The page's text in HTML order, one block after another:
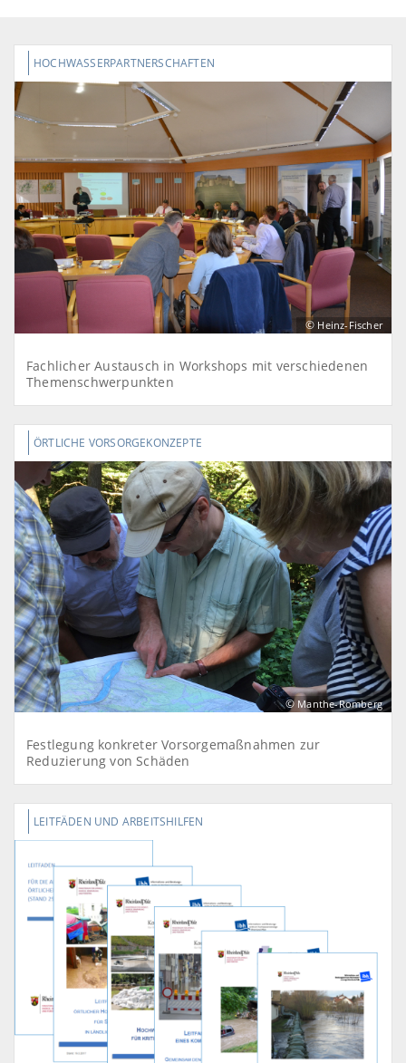
HOCHWASSERPARTNERSCHAFTEN
© Heinz-Fischer
Fachlicher Austausch in Workshops mit verschiedenen
Themenschwerpunkten
ÖRTLICHE VORSORGEKONZEPTE
© Manthe-Romberg
Festlegung konkreter Vorsorgemaßnahmen zur
Reduzierung von Schäden
LEITFÄDEN UND ARBEITSHILFEN